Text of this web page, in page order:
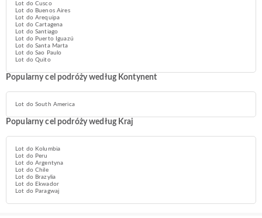
Lot do Cusco
Lot do Buenos Aires
Lot do Arequipa
Lot do Cartagena
Lot do Santiago
Lot do Puerto Iguazú
Lot do Santa Marta
Lot do Sao Paulo
Lot do Quito
Popularny cel podróży według Kontynent
Lot do South America
Popularny cel podróży według Kraj
Lot do Kolumbia
Lot do Peru
Lot do Argentyna
Lot do Chile
Lot do Brazylia
Lot do Ekwador
Lot do Paragwaj